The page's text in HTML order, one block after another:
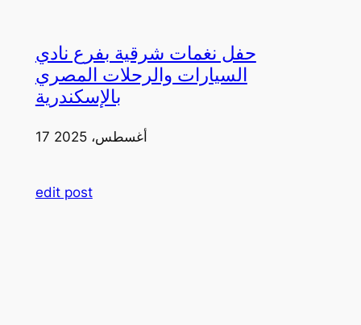
حفل نغمات شرقية بفرع نادي
السيارات والرحلات المصري
بالإسكندرية
17 أغسطس، 2025
edit post